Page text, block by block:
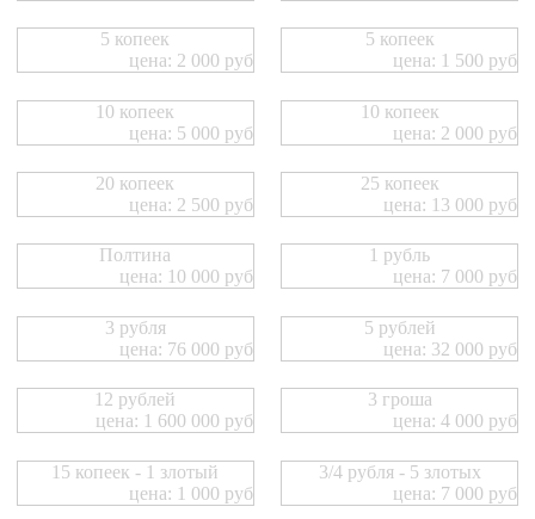
5 копеек
цена: 2 000 руб
5 копеек
цена: 1 500 руб
10 копеек
цена: 5 000 руб
10 копеек
цена: 2 000 руб
20 копеек
цена: 2 500 руб
25 копеек
цена: 13 000 руб
Полтина
цена: 10 000 руб
1 рубль
цена: 7 000 руб
3 рубля
цена: 76 000 руб
5 рублей
цена: 32 000 руб
12 рублей
цена: 1 600 000 руб
3 гроша
цена: 4 000 руб
15 копеек - 1 злотый
цена: 1 000 руб
3/4 рубля - 5 злотых
цена: 7 000 руб